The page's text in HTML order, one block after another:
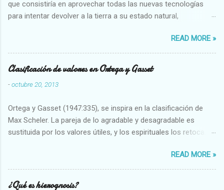
que consistiría en aprovechar todas las nuevas tecnologías
para intentar devolver a la tierra a su estado natural,
READ MORE »
Clasificación de valores en Ortega y Gasset
-octubre 20, 2013
Ortega y Gasset (1947:335), se inspira en la clasificación de
Max Scheler. La pareja de lo agradable y desagradable es
sustituida por los valores útiles, y los espirituales los retoca.
Abundante-Escaso,etc 2 VITALES Sano-Enfermo Selecto-
Vulgar Enérgico-Inerte Fuerte-Débil,etc. 3 ESPIRITUALES a)
Intelectuales Conocimiento-Error Exacto-Aproximado
READ MORE »
¿Qué es hierognosis?